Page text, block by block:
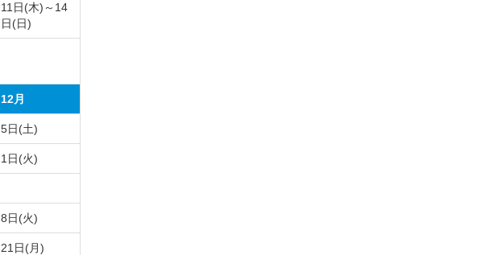
11日(木)～14
日(日)
12月
5日(土)
1日(火)
8日(火)
21日(月)